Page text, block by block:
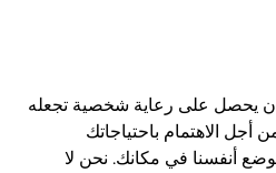
يحصل على رعاية شخصية تجعله
الاهتمام باحتياجاتك
أنفسنا في مكانك. نحن لا